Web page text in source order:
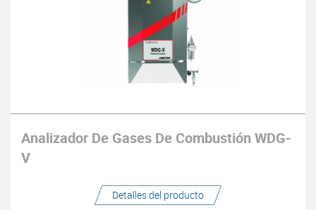
Analizador De Gases De Combustión WDG-
V
Detalles del producto